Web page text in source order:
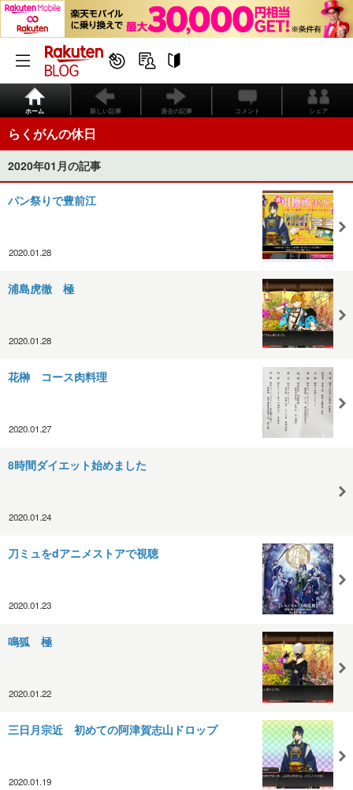
ホーム 新しい記事 過去の記事 コメント シェア
らくがんの休日
2020年01月の記事
パン祭りで豊前江
2020.01.28
浦島虎徹 極
2020.01.28
花榊 コース肉料理
2020.01.27
8時間ダイエット始めました
2020.01.24
刀ミュをdアニメストアで視聴
2020.01.23
鳴狐 極
2020.01.22
三日月宗近 初めての阿津賀志山ドロップ
2020.01.19